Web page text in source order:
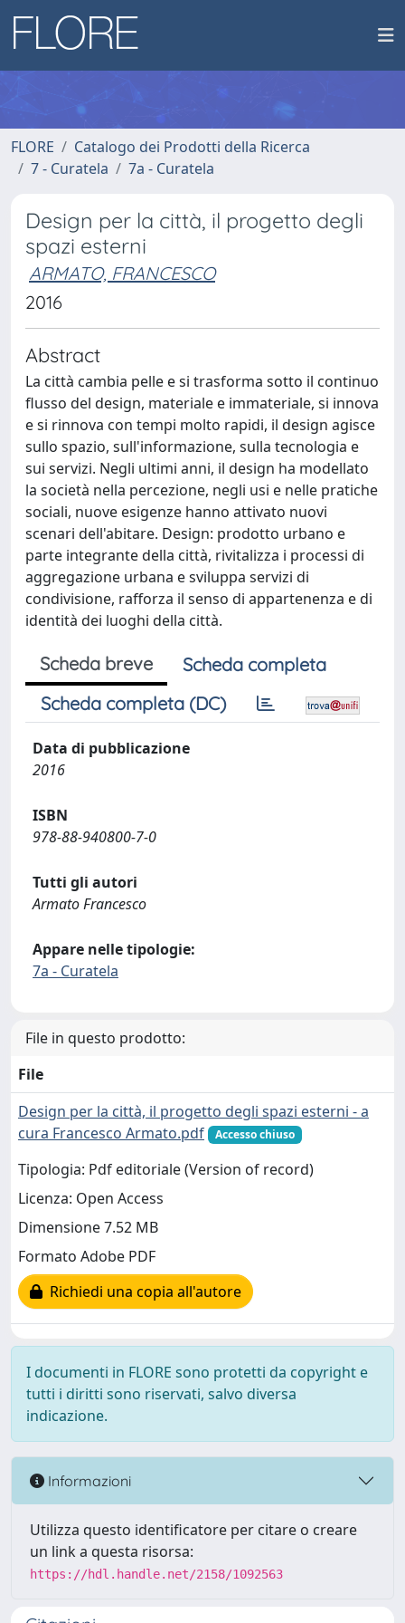
FLORE
Catalogo dei Prodotti della Ricerca
7 - Curatela
7a - Curatela
Design per la città, il progetto degli
spazi esterni
ARMATO, FRANCESCO
2016
Abstract
La città cambia pelle e si trasforma sotto il continuo
flusso del design, materiale e immateriale, si innova
e si rinnova con tempi molto rapidi, il design agisce
sullo spazio, sull'informazione, sulla tecnologia e
sui servizi. Negli ultimi anni, il design ha modellato
la società nella percezione, negli usi e nelle pratiche
sociali, nuove esigenze hanno attivato nuovi
scenari dell'abitare. Design: prodotto urbano e
parte integrante della città, rivitalizza i processi di
aggregazione urbana e sviluppa servizi di
condivisione, rafforza il senso di appartenenza e di
identità dei luoghi della città.
Scheda breve
Scheda completa
Scheda completa (DC)
Data di pubblicazione
2016
ISBN
978-88-940800-7-0
Tutti gli autori
Armato Francesco
Appare nelle tipologie:
7a - Curatela
File in questo prodotto:
File
Design per la città, il progetto degli spazi esterni - a
cura Francesco Armato.pdf
Accesso chiuso
Tipologia: Pdf editoriale (Version of record)
Licenza: Open Access
Dimensione 7.52 MB
Formato Adobe PDF
Richiedi una copia all'autore
I documenti in FLORE sono protetti da copyright e
tutti i diritti sono riservati, salvo diversa
indicazione.
Informazioni
Utilizza questo identificatore per citare o creare
un link a questa risorsa:
https://hdl.handle.net/2158/1092563